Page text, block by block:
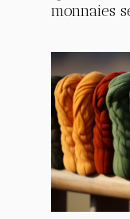
monnaies